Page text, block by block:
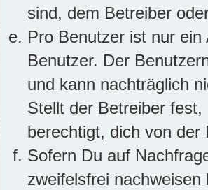
sind, dem Betreiber
Pro Benutzer ist nur
Benutzer. Der
und kann nachträglich
Stellt der Betreiber
berechtigt, dich von
Sofern Du auf
zweifelsfrei